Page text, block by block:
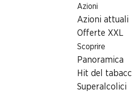
Azioni
Azioni attuali
Offerte XXL
Scoprire
Panoramica
Hit del
Superalcolici
Ricerca di filiale
Filiale Denner Postplatz 3, 5272
5272 Gansingen